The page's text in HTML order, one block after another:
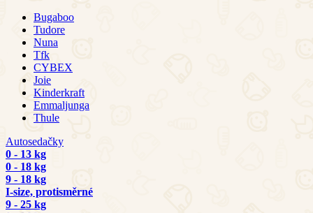
Bugaboo
Tudore
Nuna
Tfk
CYBEX
Joie
Kinderkraft
Emmaljunga
Thule
Autosedačky
0 - 13 kg
0 - 18 kg
9 - 18 kg
I-size, protisměrné
9 - 25 kg